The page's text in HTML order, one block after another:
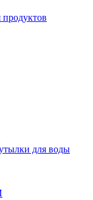
для воды